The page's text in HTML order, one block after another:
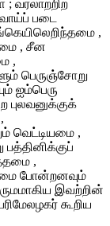
வரலாற்றிற்
படை
,
, சீன
,
பெருஞ்சோறு
ஐம்பெரு
புலவனுக்குக்
வெட்டியமை ,
,
போன்றனவும்
இவற்றின்
கூறிய